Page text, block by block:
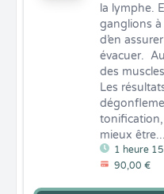
1 heure
90,00 €
la lymphe.
ganglions
d’en
évacuer.
des
Les
mieux être...